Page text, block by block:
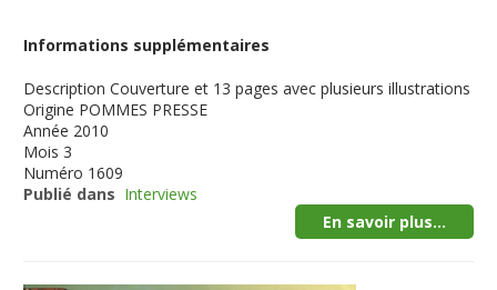
Informations supplémentaires
Description Couverture et 13 pages avec plusieurs illustrations
Origine POMMES PRESSE
Année 2010
Mois 3
Numéro 1609
Publié dans Interviews
En savoir plus...